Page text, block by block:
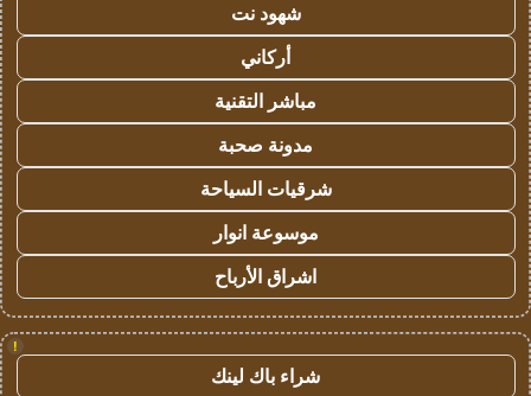
شهود نت
أركاني
مباشر التقنية
مدونة صحبة
شرقيات السياحة
موسوعة انوار
اشراق الأرباح
!
شراء باك لينك